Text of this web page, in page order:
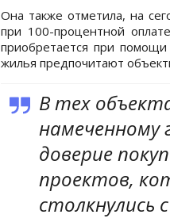
Она также отметила, на
при 100-процентной
приобретается при
жилья предпочитают
В тех
намеченному
доверие
проектов,
столкнулись